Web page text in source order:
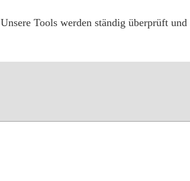
Tools werden ständig überprüft